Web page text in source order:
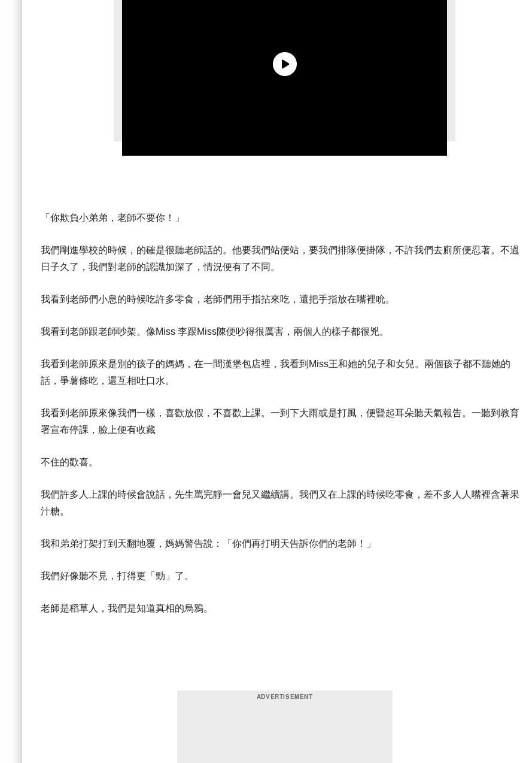
「你欺負小弟弟，老師不要你！」
我們剛進學校的時候，的確是很聽老師話的。他要我們站便站，要我們排隊便掛隊，不許我們去廁所便忍著。不過
日子久了，我們對老師的認識加深了，情況便有了不同。
我看到老師們小息的時候吃許多零食，老師們用手指拈來吃，還把手指放在嘴裡吮。
我看到老師跟老師吵架。像Miss 李跟Miss陳便吵得很厲害，兩個人的樣子都很兇。
我看到老師原來是別的孩子的媽媽，在一間漢堡包店裡，我看到Miss王和她的兒子和女兒。兩個孩子都不聽她的
話，爭薯條吃，還互相吐口水。
我看到老師原來像我們一樣，喜歡放假，不喜歡上課。一到下大雨或是打風，便豎起耳朵聽天氣報告。一聽到教育
署宣布停課，臉上便有收藏
不住的歡喜。
我們許多人上課的時候會說話，先生罵完靜一會兒又繼續講。我們又在上課的時候吃零食，差不多人人嘴裡含著果
汁糖。
我和弟弟打架打到天翻地覆，媽媽警告說：「你們再打明天告訴你們的老師！」
我們好像聽不見，打得更「勁」了。
老師是稻草人，我們是知道真相的烏鴉。